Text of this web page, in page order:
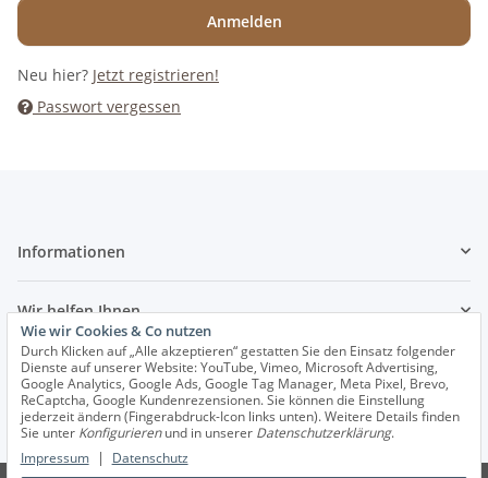
Wie wir Cookies & Co nutzen
Durch Klicken auf „Alle akzeptieren“ gestatten Sie den Einsatz folgender
Dienste auf unserer Website: YouTube, Vimeo, Microsoft Advertising,
Google Analytics, Google Ads, Google Tag Manager, Meta Pixel, Brevo,
ReCaptcha, Google Kundenrezensionen. Sie können die Einstellung
jederzeit ändern (Fingerabdruck-Icon links unten). Weitere Details finden
Sie unter Konfigurierenund in unserer Datenschutzerklärung.
Impressum | Datenschutz
Anmelden
Neu hier? Jetzt registrieren!
Passwort vergessen
Informationen
Wir helfen Ihnen
Vertrag widerrufen
* Alle Preise inkl. gesetzlicher USt., zzgl.Versand